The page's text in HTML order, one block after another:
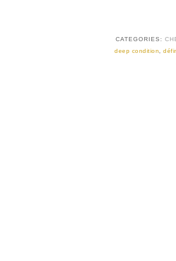
CATEGORIES:
deep condition
,